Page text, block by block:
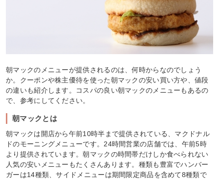
朝マックのメニューが提供されるのは、何時からなのでしょう
か。クーポンや株主優待を使った朝マックの安い買い方や、値段
の違いも紹介します。コスパの良い朝マックのメニューもあるの
で、参考にしてください。
朝マックとは
朝マックは開店から午前10時半まで提供されている、マクドナル
ドのモーニングメニューです。24時間営業の店舗では、午前5時
より提供されています。朝マックの時間帯だけしか食べられない
人気の安いメニューもたくさんあります。種類も豊富でハンバー
ガーは14種類、サイドメニューは期間限定商品を含めて8種類で